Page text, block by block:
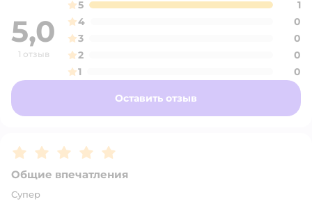
5,0
1 отзыв
5
1
4
0
3
0
2
0
1
0
Оставить отзыв
Рейтинг:5
Общие впечатления
Супер